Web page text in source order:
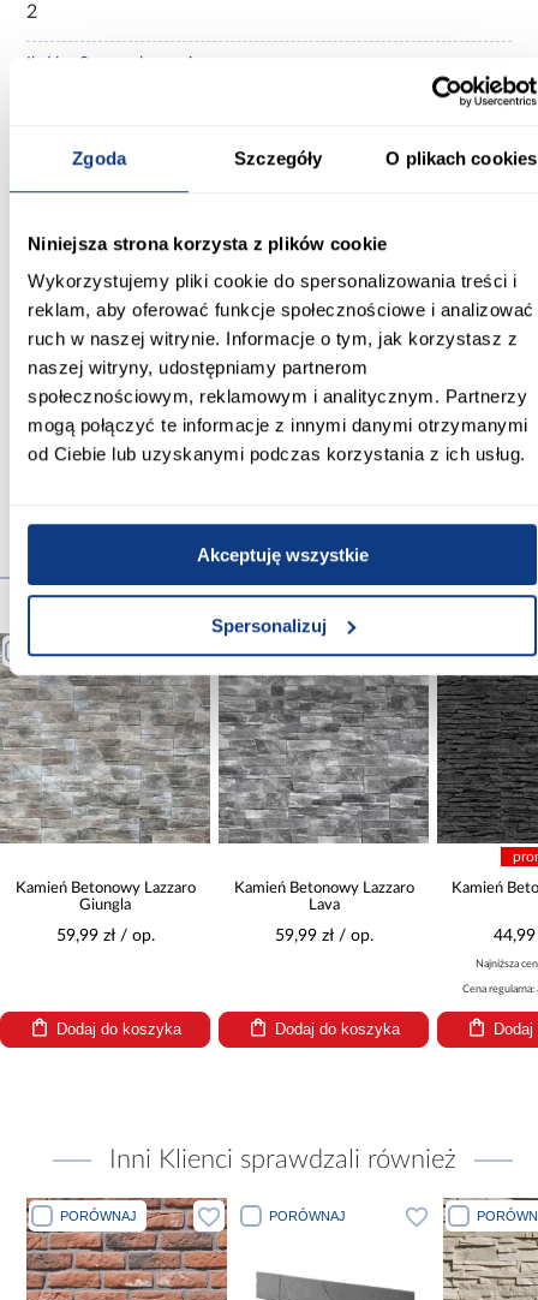
Zgoda Szczegóły O plikach cookies
Niniejsza strona korzysta z plików cookie
Wykorzystujemy pliki cookie do spersonalizowania treści i
reklam, aby oferować funkcje społecznościowe i analizować
ruch w naszej witrynie. Informacje o tym, jak korzystasz z
naszej witryny, udostępniamy partnerom
społecznościowym, reklamowym i analitycznym. Partnerzy
mogą połączyć te informacje z innymi danymi otrzymanymi
od Ciebie lub uzyskanymi podczas korzystania z ich usług.
Akceptuję wszystkie
Spersonalizuj
2
Ilość m2 w opakowaniu:
Nie
Klasa ścieralności:
nie dotyczy
Materiał wykonania:
beton
Zobacz więcej >
PORÓWNAJ
Kamień Betonowy Lazzaro
Giungla
59,99 zł / op.
Dodaj do koszyka
PORÓWNAJ
Kamień Betonowy Lazzaro
Lava
59,99 zł / op.
Dodaj do koszyka
Kamień
44,99
Najniższa
Cena regularna:
Inni Klienci sprawdzali również
PORÓWNAJ PORÓWNAJ